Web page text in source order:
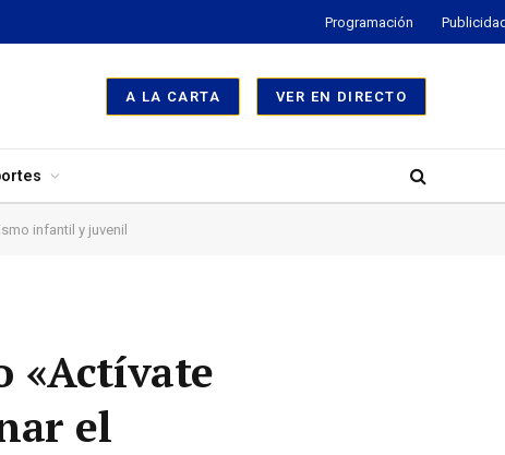
Programación
A LA CARTA VER EN DIRECTO
infantil y juvenil
«Actívate
el